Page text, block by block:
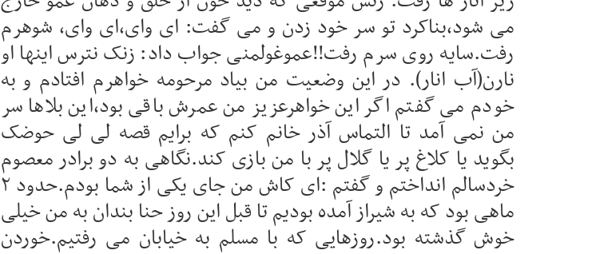
می شود،بناکرد تو سر خود زدن و می گفت: ای وای،ای وای، شوهرم
رفت.سایه روی سرم رفت!!عموغولمنی جواب داد: زنک نترس اینها او
نارن(آب انار). در این وضعیت من بیاد مرحومه خواهرم افتادم و به
خودم می گفتم اگر این خواهرعزیز من عمرش باقی بود،این بلاها سر
من نمی آمد تا التماس آذر خانم کنم که برایم قصه لی لی حوضک
بگوید یا کلاغ پر یا گلال پر با من بازی کند.نگاهی به دو برادر معصوم
خردسالم انداختم و گفتم :ای کاش من جای یکی از شما بودم.حدود ۲
ماهی بود که به شیراز آمده بودیم تا قبل این روز حنا بندان به من خیلی
خوش گذشته بود.روزهایی که با مسلم به خیابان می رفتیم.خوردن